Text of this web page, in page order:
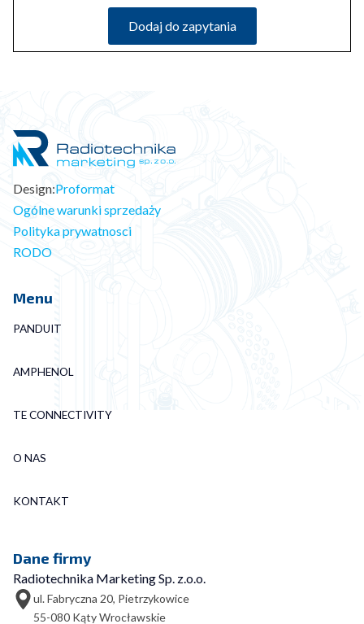
Dodaj do zapytania
Design:Proformat
Ogólne warunki sprzedaży
Polityka prywatnosci
RODO
Menu
PANDUIT
AMPHENOL
TE CONNECTIVITY
O NAS
KONTAKT
Dane firmy
Radiotechnika Marketing Sp. z.o.o.
ul. Fabryczna 20, Pietrzykowice
55-080 Kąty Wrocławskie